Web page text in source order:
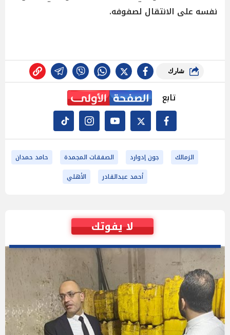
نفسه على الانتقال لصفوفه.
شارك
تابع
الزمالك جون إدوارد الصفقات المجمدة
حامد حمدان
أحمد عبدالقادر
الأهلي
لا يفوتك